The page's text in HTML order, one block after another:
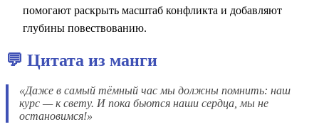
помогают раскрыть масштаб конфликта и добавляют
глубины повествованию.
💬 Цитата из манги
«Даже в самый тёмный час мы должны помнить: наш
курс — к свету. И пока бьются наши сердца, мы не
остановимся!»